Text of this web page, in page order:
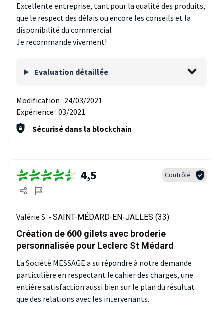
Excellente entreprise, tant pour la qualité des produits,
que le respect des délais ou encore les conseils et la
disponibilité du commercial.
Je recommande vivement!
Evaluation détaillée
Modification : 24/03/2021
Expérience : 03/2021
Sécurisé dans la blockchain
4,5 Contrôlé
Valérie S. - SAINT-MÉDARD-EN-JALLES (33)
Création de 600 gilets avec broderie
personnalisée pour Leclerc St Médard
La Sociétè MESSAGE a su répondre à notre demande
particulière en respectant le cahier des charges, une
entiére satisfaction aussi bien sur le plan du résultat
que des relations avec les intervenants.